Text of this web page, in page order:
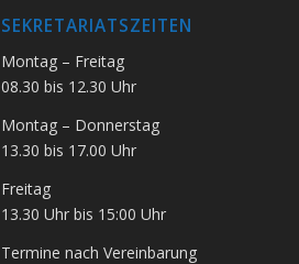
SEKRETARIATSZEITEN
Montag – Freitag
08.30 bis 12.30 Uhr
Montag – Donnerstag
13.30 bis 17.00 Uhr
Freitag
13.30 Uhr bis 15:00 Uhr
Termine nach Vereinbarung